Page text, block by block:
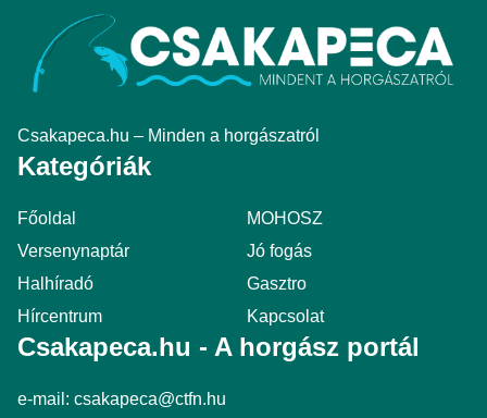
Csakapeca.hu – Minden a horgászatról
Kategóriák
Főoldal
MOHOSZ
Versenynaptár
Jó fogás
Halhíradó
Gasztro
Hírcentrum
Kapcsolat
Csakapeca.hu - A horgász portál
e-mail: csakapeca@ctfn.hu